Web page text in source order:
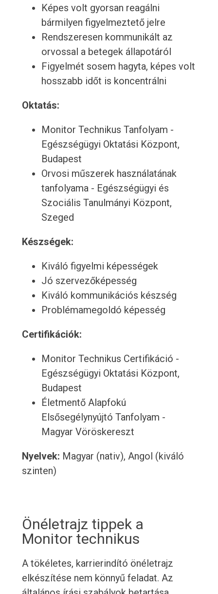
Képes volt gyorsan reagálni
bármilyen figyelmeztető jelre
Rendszeresen kommunikált az
orvossal a betegek állapotáról
Figyelmét sosem hagyta, képes volt
hosszabb időt is koncentrálni
Oktatás:
Monitor Technikus Tanfolyam -
Egészségügyi Oktatási Központ,
Budapest
Orvosi műszerek használatának
tanfolyama - Egészségügyi és
Szociális Tanulmányi Központ,
Szeged
Készségek:
Kiváló figyelmi képességek
Jó szervezőképesség
Kiváló kommunikációs készség
Problémamegoldó képesség
Certifikációk:
Monitor Technikus Certifikáció -
Egészségügyi Oktatási Központ,
Budapest
Életmentő Alapfokú
Elsősegélynyújtó Tanfolyam -
Magyar Vöröskereszt
Nyelvek: Magyar (nativ), Angol (kiváló
szinten)
Önéletrajz tippek a
Monitor technikus
A tökéletes, karrierindító önéletrajz
elkészítése nem könnyű feladat. Az